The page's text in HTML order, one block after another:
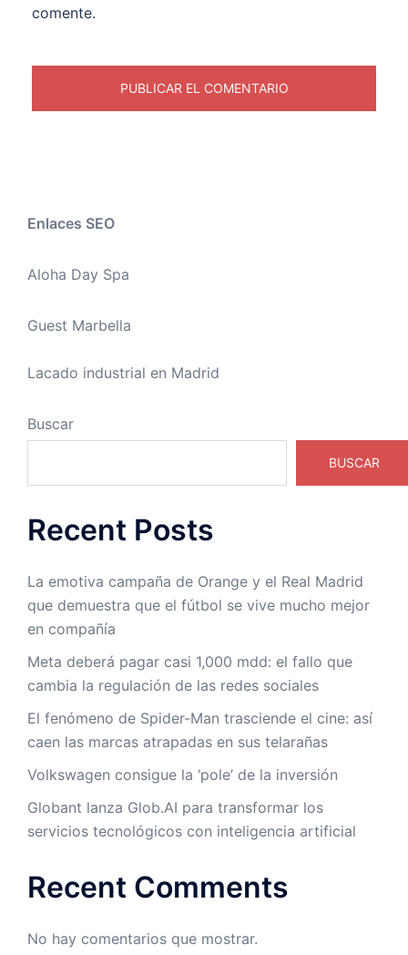
comente.
Enlaces SEO
Aloha Day Spa
Guest Marbella
Lacado industrial en Madrid
Buscar
BUSCAR
Recent Posts
La emotiva campaña de Orange y el Real Madrid
que demuestra que el fútbol se vive mucho mejor
en compañía
Meta deberá pagar casi 1,000 mdd: el fallo que
cambia la regulación de las redes sociales
El fenómeno de Spider-Man trasciende el cine: así
caen las marcas atrapadas en sus telarañas
Volkswagen consigue la ‘pole’ de la inversión
Globant lanza Glob.AI para transformar los
servicios tecnológicos con inteligencia artificial
Recent Comments
No hay comentarios que mostrar.